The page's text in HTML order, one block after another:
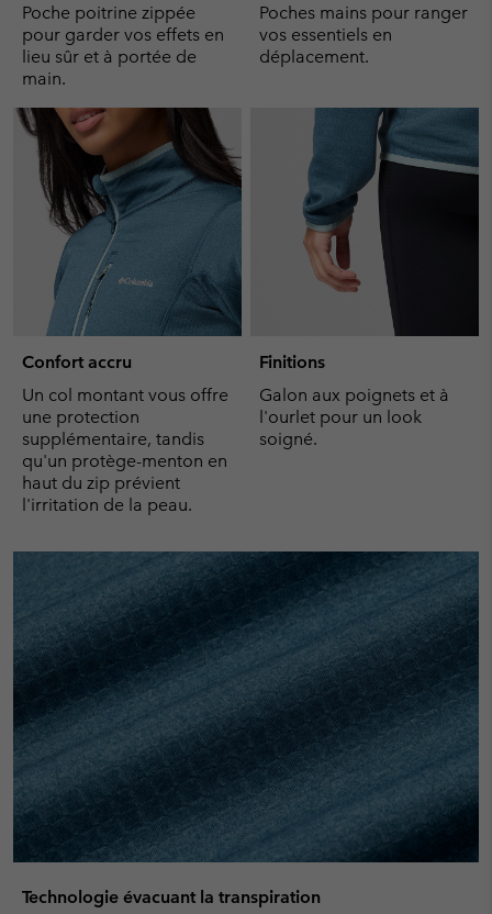
Poche poitrine zippée
pour garder vos effets en
lieu sûr et à portée de
main.
Poches mains pour ranger
vos essentiels en
déplacement.
Confort accru
Un col montant vous offre
une protection
supplémentaire, tandis
qu'un protège-menton en
haut du zip prévient
l'irritation de la peau.
Finitions
Galon aux poignets et à
l'ourlet pour un look
soigné.
Technologie évacuant la transpiration